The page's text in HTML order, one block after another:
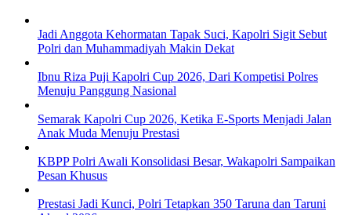
Jadi Anggota Kehormatan Tapak Suci, Kapolri Sigit Sebut
Polri dan Muhammadiyah Makin Dekat
Ibnu Riza Puji Kapolri Cup 2026, Dari Kompetisi Polres
Menuju Panggung Nasional
Semarak Kapolri Cup 2026, Ketika E-Sports Menjadi Jalan
Anak Muda Menuju Prestasi
KBPP Polri Awali Konsolidasi Besar, Wakapolri Sampaikan
Pesan Khusus
Prestasi Jadi Kunci, Polri Tetapkan 350 Taruna dan Taruni